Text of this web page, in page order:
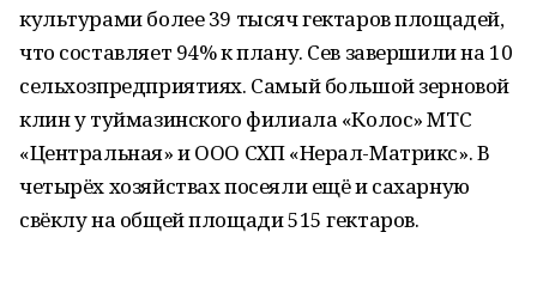
культурами более 39 тысяч гектаров площадей,
что составляет 94% к плану. Сев завершили на 10
сельхозпредприятиях. Самый большой зерновой
клин у туймазинского филиала «Колос» МТС
«Центральная» и ООО СХП «Нерал-Матрикс». В
четырёх хозяйствах посеяли ещё и сахарную
свёклу на общей площади 515 гектаров.